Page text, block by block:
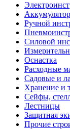
Ручной
Силовой
Оснастка
Расходные
Садовые и
Хранение и
Сейфы,
Лестницы
Защитная
Прочие